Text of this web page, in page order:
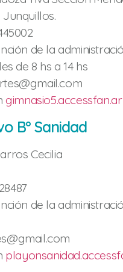
de la
de 8 hs a 14 hs
gimnasio5.accessfan.ar
Bº Sanidad
Cecilia
de la